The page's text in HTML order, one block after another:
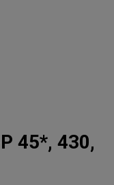
45*, 430,